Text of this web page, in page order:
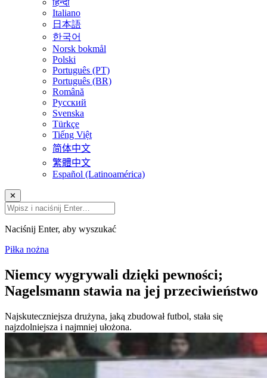
हिन्दी
Italiano
日本語
한국어
Norsk bokmål
Polski
Português (PT)
Português (BR)
Română
Русский
Svenska
Türkçe
Tiếng Việt
简体中文
繁體中文
Español (Latinoamérica)
✕
Naciśnij Enter, aby wyszukać
Piłka nożna
Niemcy wygrywali dzięki pewności;
Nagelsmann stawia na jej przeciwieństwo
Najskuteczniejsza drużyna, jaką zbudował futbol, stała się
najzdolniejsza i najmniej ułożona.